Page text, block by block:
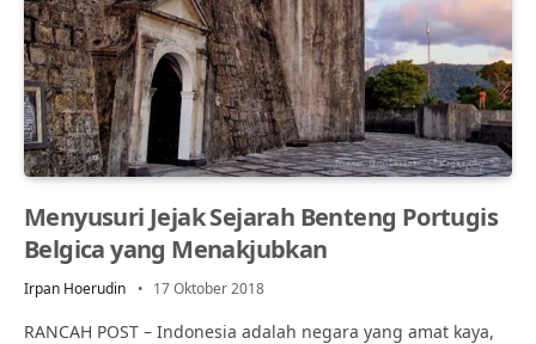
Menyusuri Jejak Sejarah Benteng Portugis
Belgica yang Menakjubkan
Irpan Hoerudin 17 Oktober 2018
RANCAH POST – Indonesia adalah negara yang amat kaya,